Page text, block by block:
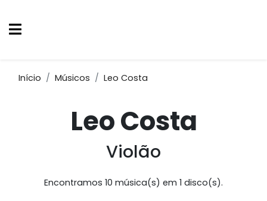
Início Músicos Leo Costa
Leo Costa
Violão
Encontramos 10 música(s) em 1 disco(s).